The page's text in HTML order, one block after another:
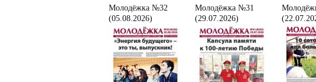
Молодёжка №32
(05.08.2026)
Молодёжка №31
(29.07.2026)